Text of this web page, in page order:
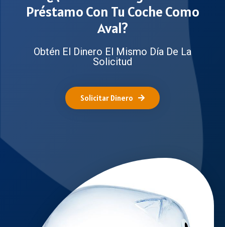
Préstamo Con Tu Coche Como
Aval?
Obtén El Dinero El Mismo Día De La
Solicitud
Solicitar Dinero